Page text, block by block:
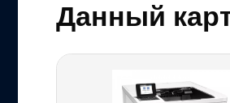
Данный